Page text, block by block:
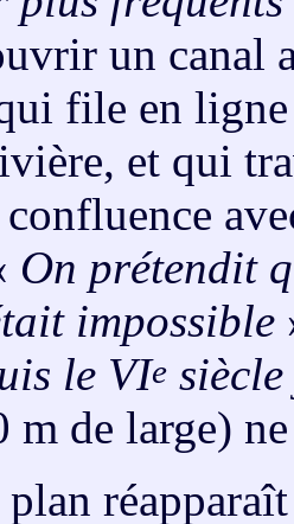
un canal
file en
et qui
On prétendit
impossible
le VIe
m de large)